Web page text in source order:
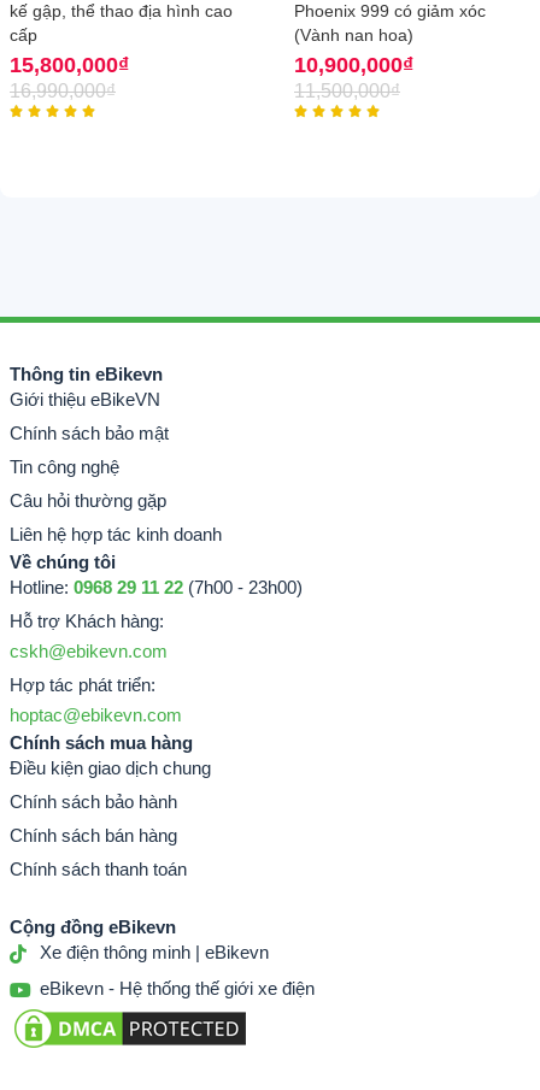
kế gập, thể thao địa hình cao
cấp
16,990,000₫
15,800,000₫
    
Phoenix 999 có giảm xóc
(Vành nan hoa)
11,500,000₫
10,900,000₫
    
Thông tin eBikevn
Giới thiệu eBikeVN
Chính sách bảo mật
Tin công nghệ
Câu hỏi thường gặp
Liên hệ hợp tác kinh doanh
Về chúng tôi
Hotline: 0968 29 11 22 (7h00 - 23h00)
Hỗ trợ Khách hàng:
cskh@ebikevn.com
Hợp tác phát triển:
hoptac@ebikevn.com
Chính sách mua hàng
Điều kiện giao dịch chung
Chính sách bảo hành
Chính sách bán hàng
Chính sách thanh toán
Cộng đồng eBikevn
Xe điện thông minh | eBikevn
eBikevn - Hệ thống thế giới xe điện